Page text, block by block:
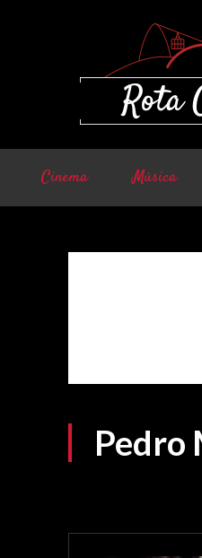
Cinema Música
Pedro